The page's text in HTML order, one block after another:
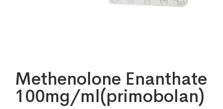
Methenolone Enanthate
100mg/ml(primobolan)